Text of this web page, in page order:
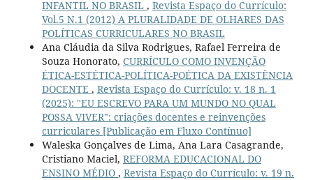
INFANTIL NO BRASIL , Revista Espaço do Currículo:
Vol.5 N.1 (2012) A PLURALIDADE DE OLHARES DAS
POLÍTICAS CURRICULARES NO BRASIL
Ana Cláudia da Silva Rodrigues, Rafael Ferreira de
Souza Honorato, CURRÍCULO COMO INVENÇÃO
ÉTICA-ESTÉTICA-POLÍTICA-POÉTICA DA EXISTÊNCIA
DOCENTE , Revista Espaço do Currículo: v. 18 n. 1
(2025): "EU ESCREVO PARA UM MUNDO NO QUAL
POSSA VIVER": criações docentes e reinvenções
curriculares [Publicação em Fluxo Contínuo]
Waleska Gonçalves de Lima, Ana Lara Casagrande,
Cristiano Maciel, REFORMA EDUCACIONAL DO
ENSINO MÉDIO , Revista Espaço do Currículo: v. 19 n.